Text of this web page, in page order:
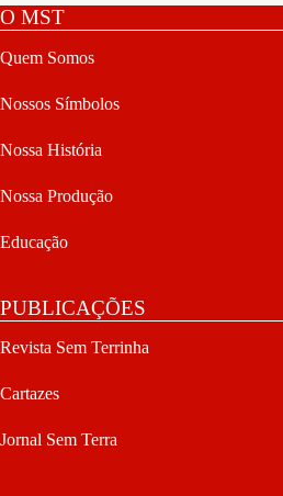
O MST
Quem Somos
Nossos Símbolos
Nossa História
Nossa Produção
Educação
PUBLICAÇÕES
Revista Sem Terrinha
Cartazes
Jornal Sem Terra